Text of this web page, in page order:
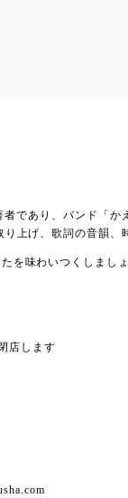
であり、バンド「
上げ、歌詞の音韻、
を味わいつくしましょ
店します